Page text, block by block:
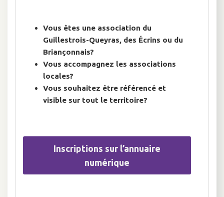
Vous êtes une association du
Guillestrois-Queyras, des Écrins ou du
Briançonnais?
Vous accompagnez les associations
locales?
Vous souhaitez être référencé et
visible sur tout le territoire?
Inscriptions sur l’annuaire
numérique